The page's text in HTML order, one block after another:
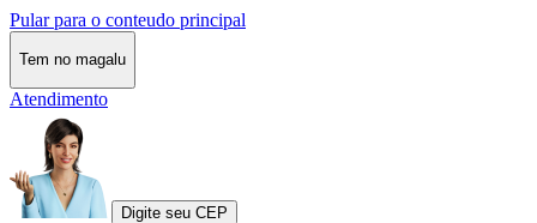
Pular para o conteudo principal
Tem no magalu
Atendimento
Digite seu CEP